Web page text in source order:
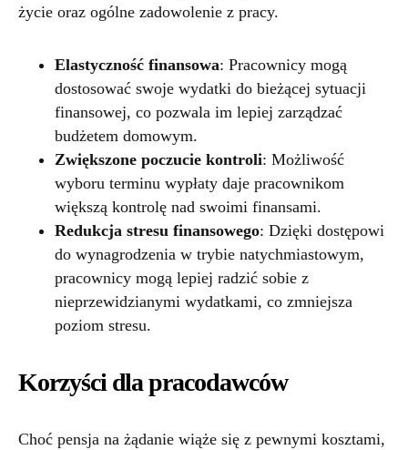
życie oraz ogólne zadowolenie z pracy.
Elastyczność finansowa: Pracownicy mogą
dostosować swoje wydatki do bieżącej sytuacji
finansowej, co pozwala im lepiej zarządzać
budżetem domowym.
Zwiększone poczucie kontroli: Możliwość
wyboru terminu wypłaty daje pracownikom
większą kontrolę nad swoimi finansami.
Redukcja stresu finansowego: Dzięki dostępowi
do wynagrodzenia w trybie natychmiastowym,
pracownicy mogą lepiej radzić sobie z
nieprzewidzianymi wydatkami, co zmniejsza
poziom stresu.
Korzyści dla pracodawców
Choć pensja na żądanie wiąże się z pewnymi kosztami,